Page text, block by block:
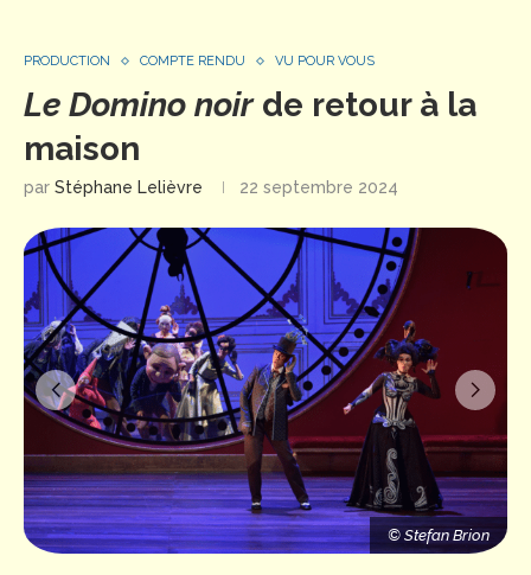
PRODUCTION COMPTE RENDU VU POUR VOUS
Le Domino noirde retour à la
maison
par Stéphane Lelièvre 22 septembre 2024
© Stefan Brion
© Stefan Brion
© Stefan Brion